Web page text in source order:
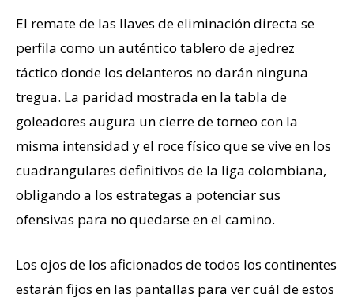
El remate de las llaves de eliminación directa se
perfila como un auténtico tablero de ajedrez
táctico donde los delanteros no darán ninguna
tregua. La paridad mostrada en la tabla de
goleadores augura un cierre de torneo con la
misma intensidad y el roce físico que se vive en los
cuadrangulares definitivos de la liga colombiana,
obligando a los estrategas a potenciar sus
ofensivas para no quedarse en el camino.
Los ojos de los aficionados de todos los continentes
estarán fijos en las pantallas para ver cuál de estos